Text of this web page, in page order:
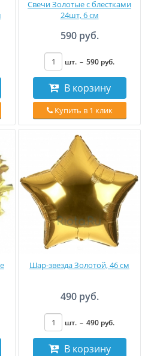
Свечи Золотые с блестками
24шт, 6 см
590 руб.
шт. – 590 руб.
В корзину
Купить в 1 клик
Шар-звезда Золотой, 46 см
490 руб.
шт. – 490 руб.
В корзину